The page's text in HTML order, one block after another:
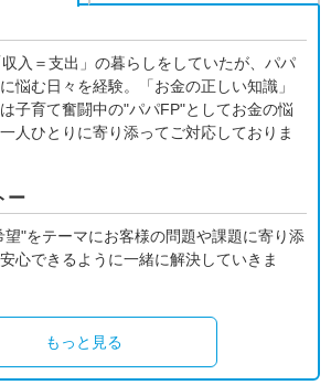
入＝支出」の暮らしをしていたが、パパ
悩む日々を経験。「お金の正しい知識」
子育て奮闘中の"パパFP"としてお金の悩
人ひとりに寄り添ってご対応しておりま
ー
"をテーマにお客様の問題や課題に寄り添
心できるように一緒に解決していきま
もっと見る